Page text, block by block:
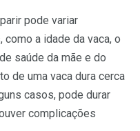
pode variar
a idade da vaca, o
saúde da mãe e do
de uma vaca dura cerca
casos, pode durar
complicações